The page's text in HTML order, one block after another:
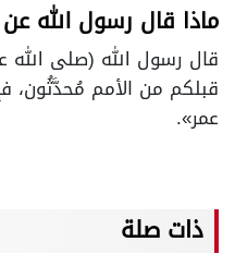
ماذا قال رسول الله
قال رسول الله (صلى الله
قبلكم من الأمم مُحدَّثُون،
عمر».
ذات صلة